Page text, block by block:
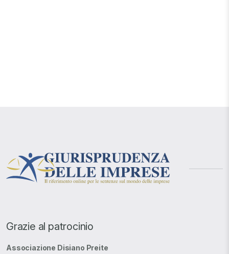
Grazie al patrocinio
Associazione Disiano Preite